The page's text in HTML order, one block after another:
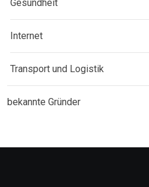
Gesundheit
Internet
Transport und Logistik
bekannte Gründer